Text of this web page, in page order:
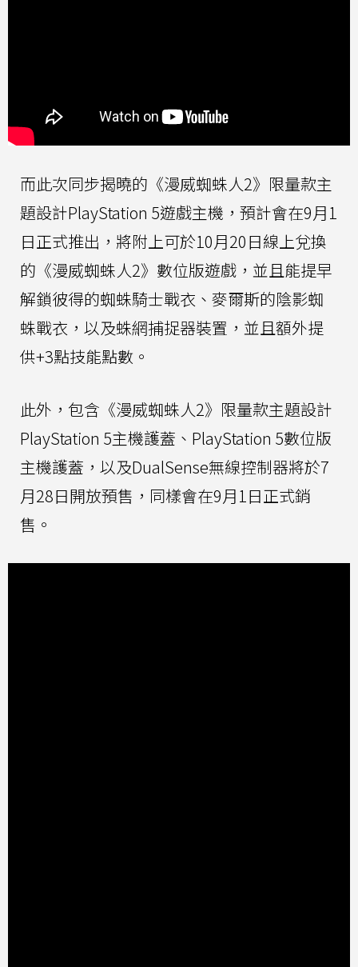
而此次同步揭曉的《漫威蜘蛛人2》限量款主
題設計PlayStation 5遊戲主機，預計會在9月1
日正式推出，將附上可於10月20日線上兌換
的《漫威蜘蛛人2》數位版遊戲，並且能提早
解鎖彼得的蜘蛛騎士戰衣、麥爾斯的陰影蜘
蛛戰衣，以及蛛網捕捉器裝置，並且額外提
供+3點技能點數。
此外，包含《漫威蜘蛛人2》限量款主題設計
PlayStation 5主機護蓋、PlayStation 5數位版
主機護蓋，以及DualSense無線控制器將於7
月28日開放預售，同樣會在9月1日正式銷
售。